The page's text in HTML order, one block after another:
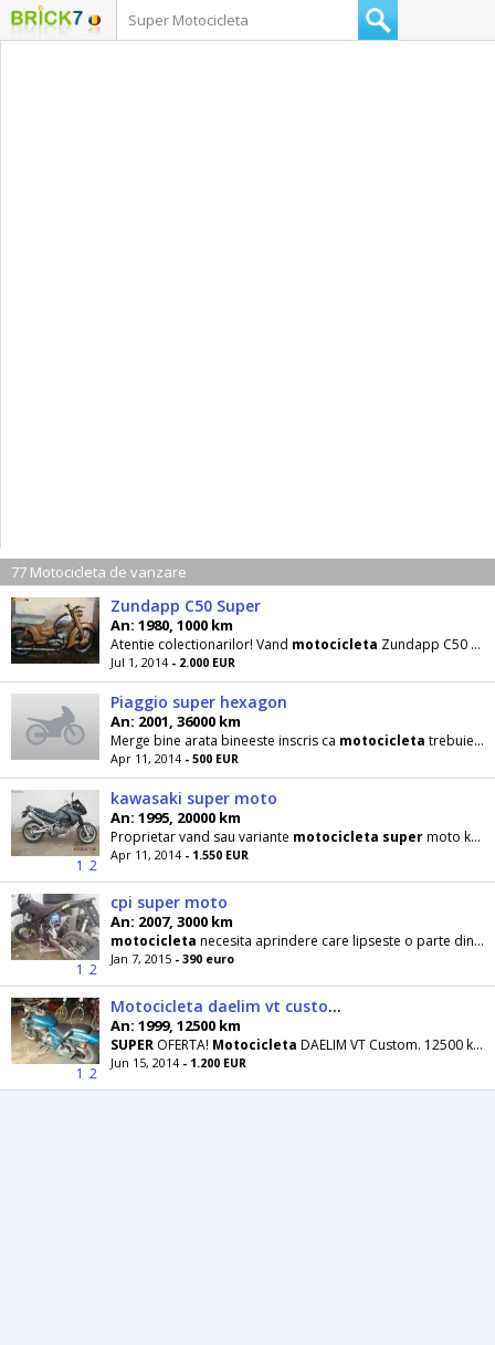
77 Motocicleta de vanzare
Zundapp C50 Super
An: 1980, 1000 km
Atentie colectionarilor! Vand motocicleta Zundapp C50
Jul 1, 2014 - 2.000 EUR
Piaggio super hexagon
An: 2001, 36000 km
Merge bine arata bineeste inscris ca motocicleta trebuie facuta verificarea si asigurarea si
Apr 11, 2014 - 500 EUR
1 2
kawasaki super moto
An: 1995, 20000 km
Proprietar vand sau variante motocicleta supermoto kawasaki 500cm inmaticulata anvelope si
Apr 11, 2014 - 1.550 EUR
1 2
cpi super moto
An: 2007, 3000 km
motocicleta necesita aprindere care lipseste o parte din toba de esapament compresia foarte buna e
Jan 7, 2015 - 390 euro
1 2
Motocicleta daelim vt custom
An: 1999, 12500 km
SUPER OFERTA! Motocicleta DAELIM VT Custom. 12500 km REALI An fabricatie 1999 Import GERMANIA Acte
Jun 15, 2014 - 1.200 EUR